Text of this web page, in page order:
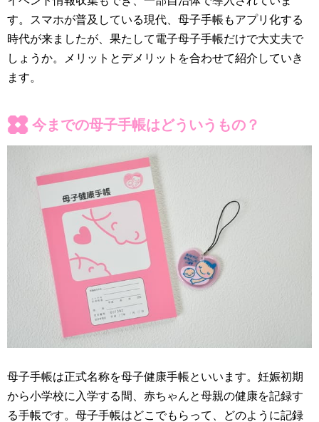
す。スマホが普及している現代、母子手帳もアプリ化する
時代が来ましたが、果たして電子母子手帳だけで大丈夫で
しょうか。メリットとデメリットを合わせて紹介していき
ます。
今までの母子手帳はどういうもの？
母子手帳は正式名称を母子健康手帳といいます。妊娠初期
から小学校に入学する間、赤ちゃんと母親の健康を記録す
る手帳です。母子手帳はどこでもらって、どのように記録